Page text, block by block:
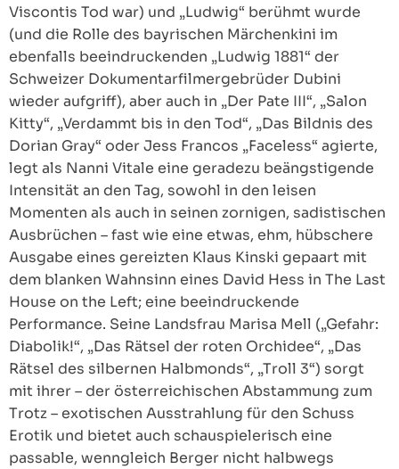
Viscontis Tod war) und „Ludwig“ berühmt wurde
(und die Rolle des bayrischen Märchenkini im
ebenfalls beeindruckenden „Ludwig 1881“ der
Schweizer Dokumentarfilmergebrüder Dubini
wieder aufgriff), aber auch in „Der Pate III“, „Salon
Kitty“, „Verdammt bis in den Tod“, „Das Bildnis des
Dorian Gray“ oder Jess Francos „Faceless“ agierte,
legt als Nanni Vitale eine geradezu beängstigende
Intensität an den Tag, sowohl in den leisen
Momenten als auch in seinen zornigen, sadistischen
Ausbrüchen – fast wie eine etwas, ehm, hübschere
Ausgabe eines gereizten Klaus Kinski gepaart mit
dem blanken Wahnsinn eines David Hess in The Last
House on the Left; eine beeindruckende
Performance. Seine Landsfrau Marisa Mell („Gefahr:
Diabolik!“, „Das Rätsel der roten Orchidee“, „Das
Rätsel des silbernen Halbmonds“, „Troll 3“) sorgt
mit ihrer – der österreichischen Abstammung zum
Trotz – exotischen Ausstrahlung für den Schuss
Erotik und bietet auch schauspielerisch eine
passable, wenngleich Berger nicht halbwegs